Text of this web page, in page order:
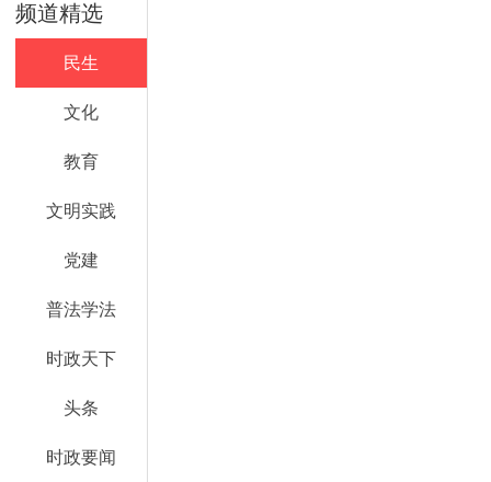
频道精选
民生
文化
教育
文明实践
党建
普法学法
时政天下
头条
时政要闻